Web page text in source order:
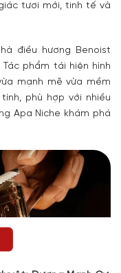
tươi mới, tinh tế và
điều hương Benoist
Tác phẩm tái hiện hình
mạnh mẽ vừa mềm
phù hợp với nhiều
Apa Niche khám phá